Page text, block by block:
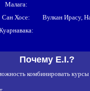
Малага:
Сан Хосе:
Вулкан Ирасу,
Почему E.I.?
комбинировать